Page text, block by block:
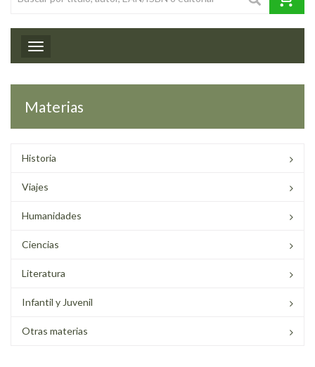
Toggle navigation
Materias
Historia
Viajes
Humanidades
Ciencias
Literatura
Infantil y Juvenil
Otras materias